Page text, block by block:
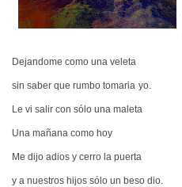
Dejandome como una veleta
sin saber que rumbo tomaria yo.
Le vi salir con sólo una maleta
Una mañana como hoy
Me dijo adios y cerro la puerta
y a nuestros hijos sólo un beso dio.